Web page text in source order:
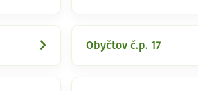
Obyčtov č.p. 17